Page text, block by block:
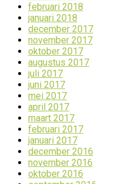
februari 2018
januari 2018
december 2017
november 2017
oktober 2017
augustus 2017
juli 2017
juni 2017
mei 2017
april 2017
maart 2017
februari 2017
januari 2017
december 2016
november 2016
oktober 2016